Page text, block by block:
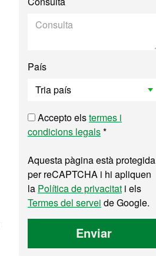
País
Accepto elstermes i
condicions legals*
Aquesta pàgina està protegida
per reCAPTCHA i hi apliquen
la Política de privacitat i els
Termes del servei de Google.
Enviar